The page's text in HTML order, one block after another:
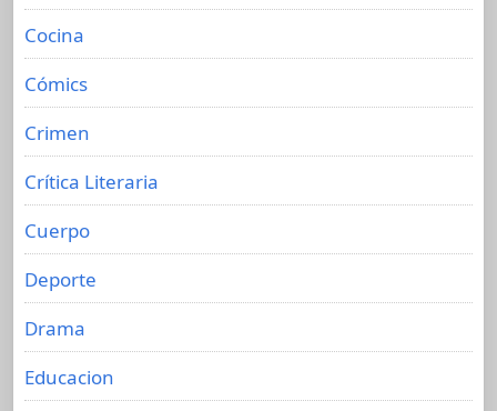
Cocina
Cómics
Crimen
Crítica Literaria
Cuerpo
Deporte
Drama
Educacion